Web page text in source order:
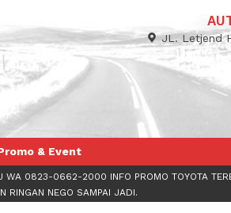
JL. Letjend
& Event
WA 0823-0662-2000 INFO PROMO TOYOTA
RINGAN NEGO SAMPAI JADI.